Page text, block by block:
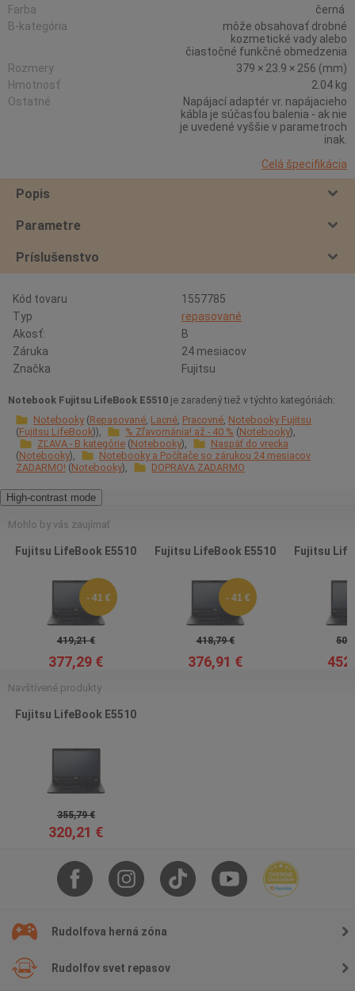
Farba
černá
B-kategória
môže obsahovať drobné
kozmetické vady alebo
čiastočné funkčné obmedzenia
Rozmery
379 × 23.9 × 256 (mm)
Hmotnosť
2.04 kg
Ostatné
Napájací adaptér vr. napájacieho
kábla je súčasťou balenia - ak nie
je uvedené vyššie v parametroch
inak.
Celá špecifikácia
Popis
Parametre
Príslušenstvo
Kód tovaru
1557785
Typ
repasované
Akosť:
B
Záruka
24 mesiacov
Značka
Fujitsu
Notebook Fujitsu LifeBook E5510 je zaradený tiež v týchto kategóriách:
Notebooky Repasované Lacné Pracovné Notebooky Fujitsu
Fujitsu LifeBook
% Zľavománia! až - 40 % Notebooky
ZĽAVA - B kategórie Notebooky
Naspäť do vrecka
Notebooky
Notebooky a Počítače so zárukou 24 mesiacov
ZADARMO! Notebooky DOPRAVA ZADARMO
High-contrast mode
Mohlo by vás zaujímať
Fujitsu LifeBook E5510
- 41 €
419,21 €
377,29 €
Fujitsu LifeBook E5510
- 41 €
418,79 €
376,91 €
Fujitsu
Navštívené produkty
Fujitsu LifeBook E5510
355,79 €
320,21 €
Rudolfova herná zóna
Rudolfov svet repasov